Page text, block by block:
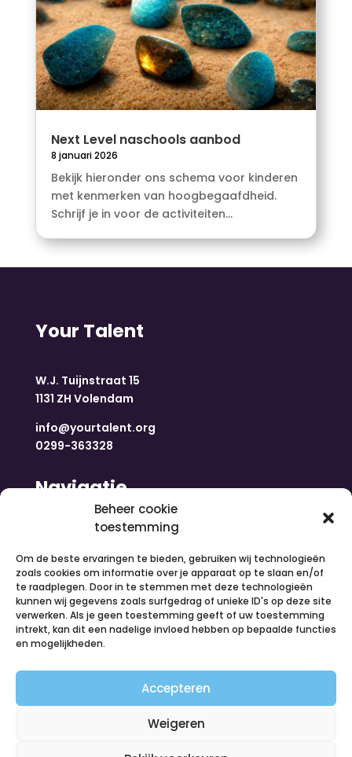
Beheer cookie
toestemming
Om de beste ervaringen te bieden, gebruiken wij technologieën
zoals cookies om informatie over je apparaat op te slaan en/of
te raadplegen. Door in te stemmen met deze technologieën
kunnen wij gegevens zoals surfgedrag of unieke ID's op deze site
verwerken. Als je geen toestemming geeft of uw toestemming
intrekt, kan dit een nadelige invloed hebben op bepaalde functies
en mogelijkheden.
Accepteren
Weigeren
Next Level naschools aanbod
8 januari 2026
Bekijk hieronder ons schema voor kinderen
met kenmerken van hoogbegaafdheid.
Schrijf je in voor de activiteiten...
Your Talent
W.J. Tuijnstraat 15
1131 ZH Volendam
info@yourtalent.org
0299-363328
Navigatie
Nieuws
Over ons
Contact
Inloggen
Vacatures
Organiseer een activiteit